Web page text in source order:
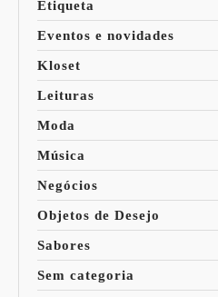
Etiqueta
Eventos e novidades
Kloset
Leituras
Moda
Música
Negócios
Objetos de Desejo
Sabores
Sem categoria